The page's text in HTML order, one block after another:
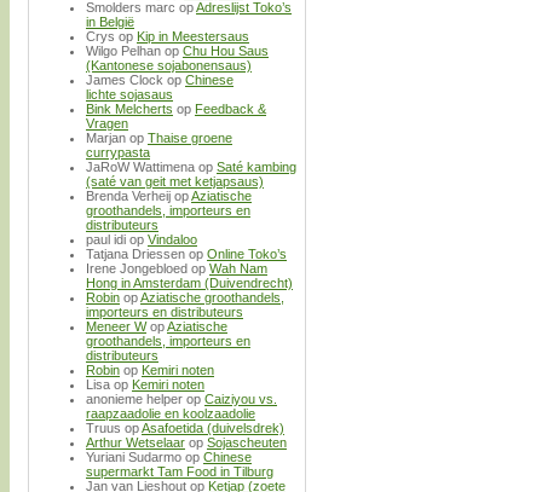
Smolders marc opAdreslijst Toko’s
in België
Crys op Kip in Meestersaus
Wilgo Pelhan op Chu Hou Saus
(Kantonese sojabonensaus)
James Clock op Chinese
lichte sojasaus
Bink Melcherts op Feedback &
Vragen
Marjan op Thaise groene
currypasta
JaRoW Wattimena op Saté kambing
(saté van geit met ketjapsaus)
Brenda Verheij opAziatische
groothandels, importeurs en
distributeurs
paul idi op Vindaloo
Tatjana Driessen op Online Toko’s
Irene Jongebloed op Wah Nam
Hong in Amsterdam (Duivendrecht)
Robin opAziatische groothandels,
importeurs en distributeurs
Meneer WopAziatische
groothandels, importeurs en
distributeurs
Robin op Kemiri noten
Lisa op Kemiri noten
anonieme helper op Caiziyou vs.
raapzaadolie en koolzaadolie
Truus opAsafoetida (duivelsdrek)
Arthur Wetselaar op Sojascheuten
Yuriani Sudarmo op Chinese
supermarkt Tam Food in Tilburg
Jan van Lieshout op Ketjap (zoete